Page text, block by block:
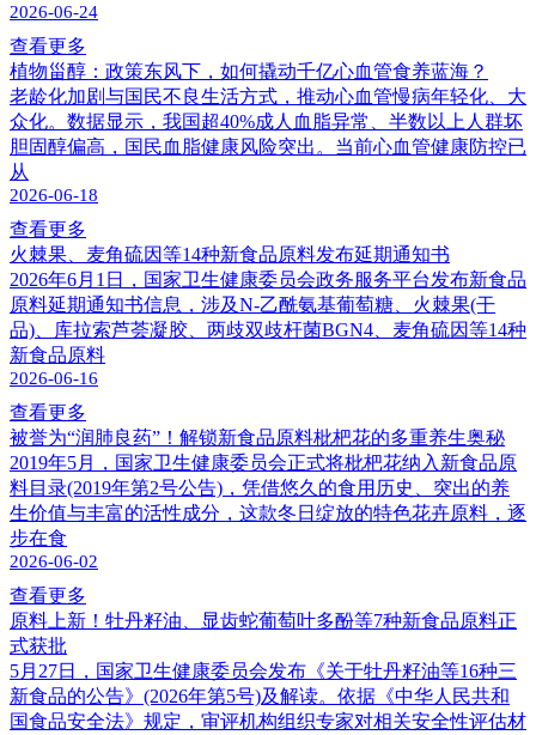
2026-06-24
查看更多
植物甾醇：政策东风下，如何撬动千亿心血管食养蓝海？
老龄化加剧与国民不良生活方式，推动心血管慢病年轻化、大
众化。数据显示，我国超40%成人血脂异常、半数以上人群坏
胆固醇偏高，国民血脂健康风险突出。当前心血管健康防控已
从
2026-06-18
查看更多
火棘果、麦角硫因等14种新食品原料发布延期通知书
2026年6月1日，国家卫生健康委员会政务服务平台发布新食品
原料延期通知书信息，涉及N-乙酰氨基葡萄糖、火棘果(干
品)、库拉索芦荟凝胶、两歧双歧杆菌BGN4、麦角硫因等14种
新食品原料
2026-06-16
查看更多
被誉为“润肺良药”！解锁新食品原料枇杷花的多重养生奥秘
2019年5月，国家卫生健康委员会正式将枇杷花纳入新食品原
料目录(2019年第2号公告)，凭借悠久的食用历史、突出的养
生价值与丰富的活性成分，这款冬日绽放的特色花卉原料，逐
步在食
2026-06-02
查看更多
原料上新！牡丹籽油、显齿蛇葡萄叶多酚等7种新食品原料正
式获批
5月27日，国家卫生健康委员会发布《关于牡丹籽油等16种三
新食品的公告》(2026年第5号)及解读。依据《中华人民共和
国食品安全法》规定，审评机构组织专家对相关安全性评估材